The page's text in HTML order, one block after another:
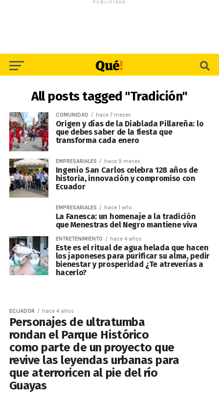
PUBLICIDAD
All posts tagged "Tradición"
COMUNIDAD hace 7 meses
Origen y días de la Diablada Pillareña: lo
que debes saber de la fiesta que
transforma cada enero
EMPRESARIALES hace 9 meses
Ingenio San Carlos celebra 128 años de
historia, innovación y compromiso con
Ecuador
EMPRESARIALES hace 1 año
La Fanesca: un homenaje a la tradición
que Menestras del Negro mantiene viva
ENTRETENIMIENTO hace 4 años
Este es el ritual de agua helada que hacen
los japoneses para purificar su alma, pedir
bienestar y prosperidad ¿Te atreverías a
hacerlo?
ECUADOR hace 4 años
Personajes de ultratumba
rondan el Parque Histórico
como parte de un proyecto que
revive las leyendas urbanas para
que aterroricen al pie del río
Guayas